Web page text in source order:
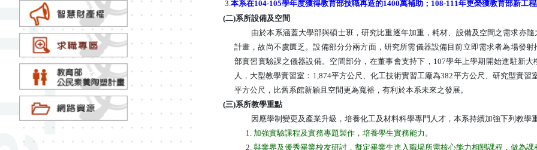
3.本系在104-105學年度獲得教育部技職再造的1400萬補助；108-111年更榮獲教育部新工
(二)系所設備及空間
由於本系涵蓋大學部與碩士班，研究比重逐年加重，耗材、設備及空間之需求亦
計畫，故尚不虞匱乏。設備部分分兩方面，研究所需儀器設備目前立即需求者為場發
部實習實驗課之儀器設備。空間部分，在董事會支持下， 107學年上學期開始進駐新大
人，大型教學實習室 ： 1,874平方公尺、化工技術實習工廠為382平方公尺、研究型實習
平方公尺，比舊系館新穎且空間更為寬裕，有利於本系未來之發展。
(三)系所教學重點
因應學制變更及產業升級，培養化工及材料科學專門人才，本系持續加強下列教學
1. 加強實驗課程及實務專題製作，培養學生實務能力。
2. 與業界及優秀畢業校友研討，擬定畢業生進入職場所需核心能力相關課程，做為課